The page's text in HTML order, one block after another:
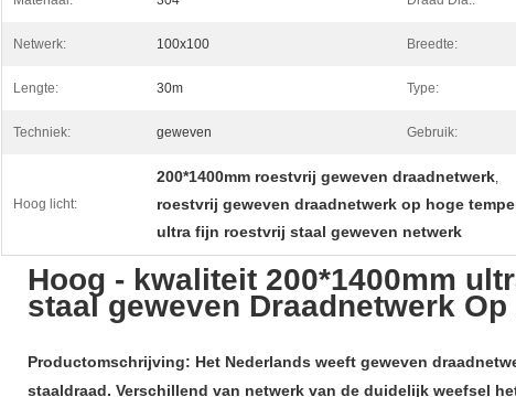
Netwerk: 100x100 Breedte:
Lengte: 30m Type:
Techniek: geweven Gebruik:
Hoog licht:
200*1400mm roestvrij geweven draadnetwerk,
roestvrij geweven draadnetwerk op hoge
ultra fijn roestvrij staal geweven netwerk
Hoog - kwaliteit 200*1400mm
staal geweven Draadnetwerk
Productomschrijving: Het Nederlands weeft geweven
staaldraad. Verschillend van netwerk van de duidelijk weefsel